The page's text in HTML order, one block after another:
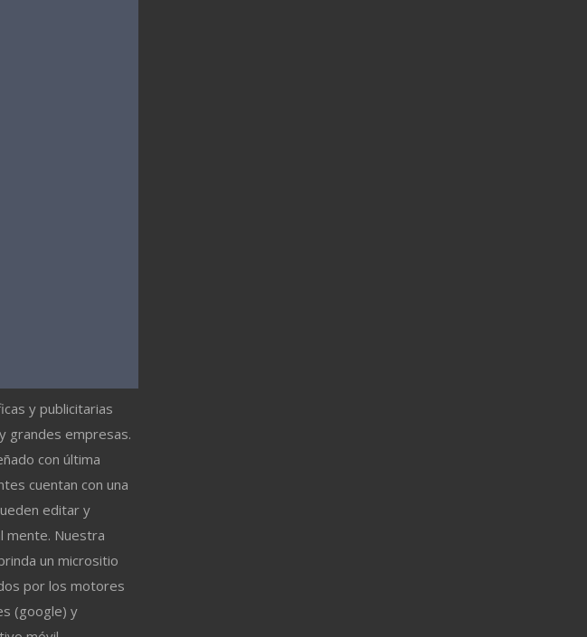
y publicitarias
grandes empresas.
con última
cuentan con una
editar y
mente. Nuestra
un micrositio
por los motores
(google) y